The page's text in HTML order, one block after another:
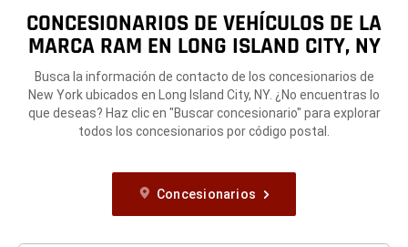
CONCESIONARIOS DE VEHÍCULOS DE LA
MARCA RAM EN LONG ISLAND CITY, NY
Busca la información de contacto de los concesionarios de
New York ubicados en Long Island City, NY. ¿No encuentras lo
que deseas? Haz clic en "Buscar concesionario" para explorar
todos los concesionarios por código postal.
Concesionarios